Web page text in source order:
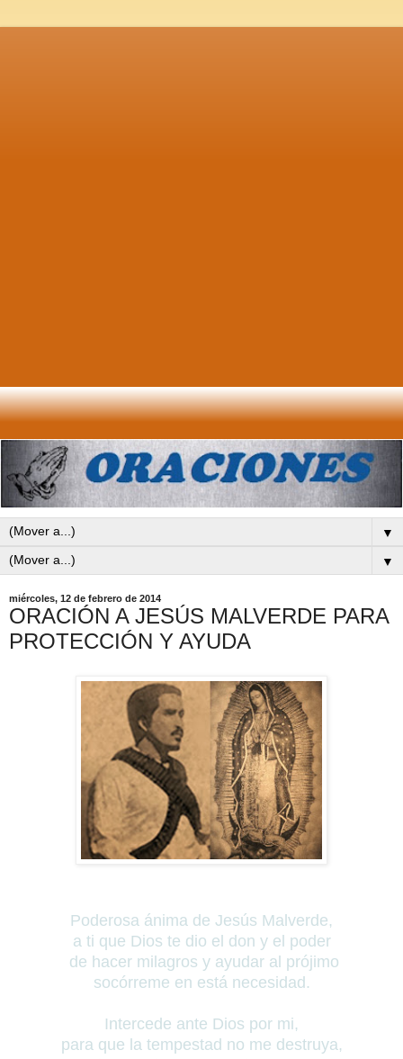
▼
▼
miércoles, 12 de febrero de 2014
ORACIÓN A JESÚS MALVERDE PARA
PROTECCIÓN Y AYUDA
Poderosa ánima de Jesús Malverde,
a ti que Dios te dio el don y el poder
de hacer milagros y ayudar al prójimo
socórreme en está necesidad.
Intercede ante Dios por mi,
para que la tempestad no me destruya,